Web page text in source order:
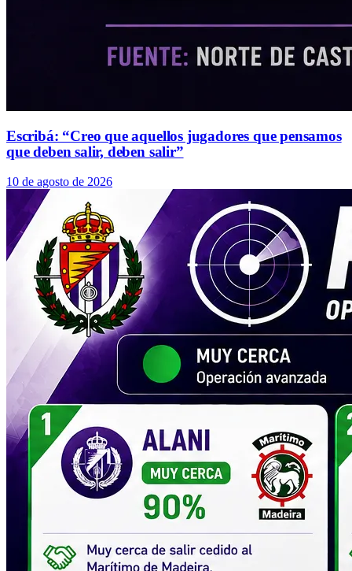
Escribá: “Creo que aquellos jugadores que pensamos
que deben salir, deben salir”
10 de agosto de 2026